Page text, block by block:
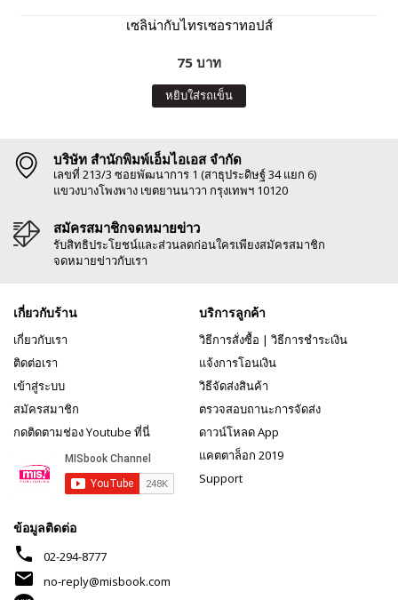
เซลิน่ากับไทรเซอราทอปส์
75 บาท
หยิบใส่รถเข็น
บริษัท สำนักพิมพ์เอ็มไอเอส จำกัด
เลขที่ 213/3 ซอยพัฒนาการ 1 (สาธุประดิษฐ์ 34 แยก 6)
แขวงบางโพงพาง เขตยานนาวา กรุงเทพฯ 10120
สมัครสมาชิกจดหมายข่าว
รับสิทธิประโยชน์และส่วนลดก่อนใครเพียงสมัครสมาชิก
จดหมายข่าวกับเรา
เกี่ยวกับร้าน
เกี่ยวกับเรา
ติดต่อเรา
เข้าสู่ระบบ
สมัครสมาชิก
กดติดตามช่อง Youtube ที่นี่
บริการลูกค้า
วิธีการสั่งซื้อ | วิธีการชำระเงิน
แจ้งการโอนเงิน
วิธีจัดส่งสินค้า
ตรวจสอบถานะการจัดส่ง
ดาวน์โหลด App
แคตตาล็อก 2019
Support
ข้อมูลติดต่อ
phone 02-294-8777
mail
no-reply@misbook.com